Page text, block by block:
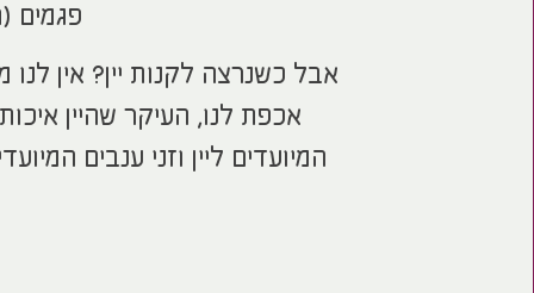
פגמים
אבל כשנרצה לקנות יין? אין
אכפת לנו, העיקר שהיין
המיועדים ליין וזני ענבים